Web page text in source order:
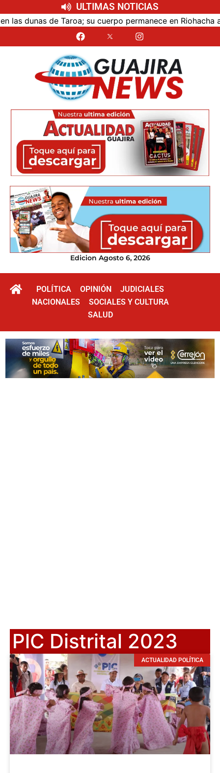
ULTIMAS NOTICIAS
de Taroa; su cuerpo permanece en Riohacha a la
Edicion Agosto 6, 2026
POLÍTICA OPINIÓN
JUDICIALES
NACIONALES
SOCIALES Y CULTURA
SALUD
PlC Distrital 2023
ACTUALIDAD POLÍTICA